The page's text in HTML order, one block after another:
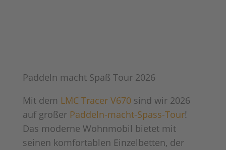
Paddeln macht Spaß Tour 2026
Mit dem LMC Tracer V670sind wir 2026
auf großer Paddeln-macht-Spass-Tour!
Das moderne Wohnmobil bietet mit
seinen komfortablen Einzelbetten, der